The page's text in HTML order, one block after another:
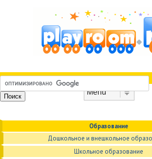
Образование
Дошкольное и внешкольное
Школьное образование